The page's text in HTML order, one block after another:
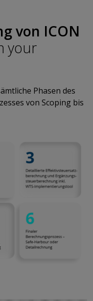
von ICON
your
Phasen des
von Scoping bis